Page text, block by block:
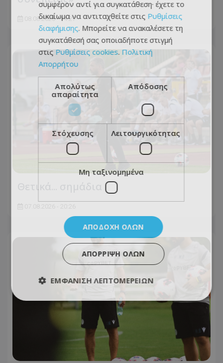
08.08.2026 - 14:27
συμφέρον αντί για συγκατάθεση· έχετε το
δικαίωμα να αντιταχθείτε στις Ρυθμίσεις
διαφήμισης. Μπορείτε να ανακαλέσετε τη
συγκατάθεσή σας οποιαδήποτε στιγμή
στις Ρυθμίσεις cookies. Πολιτική
Απορρήτου
Απολύτως
απαραίτητα
Απόδοσης
Στόχευσης Λειτουργικότητας
Μη ταξινομημένα
ΑΠΟΔΟΧΉ ΌΛΩΝ
ΑΠΌΡΡΙΨΗ ΌΛΩΝ
ΕΜΦΆΝΙΣΗ ΛΕΠΤΟΜΕΡΕΙΏΝ